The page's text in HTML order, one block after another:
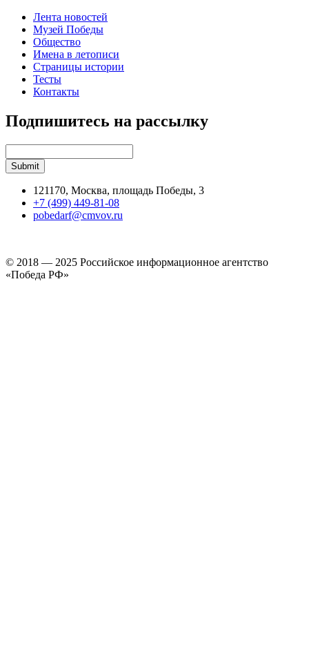
Лента новостей
Музей Победы
Общество
Имена в летописи
Страницы истории
Тесты
Контакты
Подпишитесь на рассылку
121170, Москва, площадь Победы, 3
+7 (499) 449-81-08
pobedarf@cmvov.ru
© 2018 — 2025 Российское информационное агентство
«Победа РФ»